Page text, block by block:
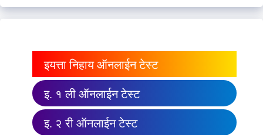
इयत्ता निहाय ऑनलाईन टेस्ट
इ. १ ली ऑनलाईन टेस्ट
इ. २ री ऑनलाईन टेस्ट